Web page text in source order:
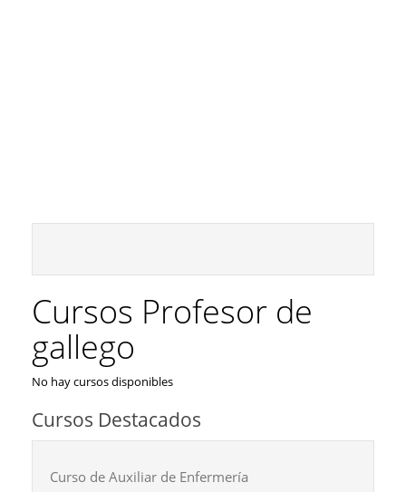
Cursos Profesor de
gallego
No hay cursos disponibles
Cursos Destacados
Curso de Auxiliar de Enfermería